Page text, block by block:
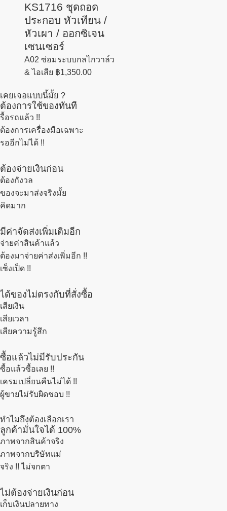
KS1716 ชุดถอด
ประกอบ หัวเทียน /
หัวเผา / ออกซิเจน
เซนเซอร์
A02 ซ่อมระบบกลไกวาล์ว
& ไอเสีย ฿1,350.00
เคยเจอแบบนี้มั้ย ?
ต้องการใช้ของทันที
รื้อรถแล้ว !!
ต้องการเครื่องมือเฉพาะ
รออีกไม่ได้ !!
ต้องจ่ายเงินก่อน
ต้องกังวล
ของจะมาส่งจริงมั้ย
คิดมาก
มีค่าจัดส่งเพิ่มเติมอีก
จ่ายค่าสินค้าแล้ว
ต้องมาจ่ายค่าส่งเพิ่มอีก !!
เซ็งเป็ด !!
ได้ของไม่ตรงกับที่สั่งซื้อ
เสียเงิน
เสียเวลา
เสียความรู้สึก
ซื้อแล้วไม่มีรับประกัน
ซื้อแล้วซื้อเลย !!
เครมเปลี่ยนคืนไม่ได้ !!
ผู้ขายไม่รับผิดชอบ !!
ทำไมถึงต้องเลือกเรา
ลูกค้ามั่นใจได้ 100%
ภาพจากสินค้าจริง
ภาพจากบริษัทแม่
จริง !! ไม่จกตา
ไม่ต้องจ่ายเงินก่อน
เก็บเงินปลายทาง